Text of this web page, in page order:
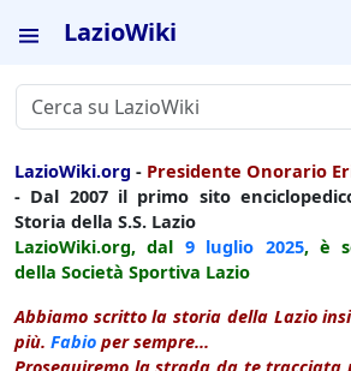
LazioWiki
LazioWiki.org - Presidente Onorario
- Dal 2007 il primo sito
Storia della S.S. Lazio
LazioWiki.org, dal 9 luglio 2025, è
della Società Sportiva Lazio
Abbiamo scritto la storia della Lazio
più. Fabio per sempre...